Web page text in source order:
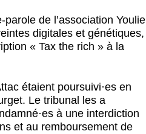
de l’association Youlie
digitales et génétiques,
« Tax the rich » à la
étaient poursuivi·es en
Le tribunal les a
·es à une interdiction
et au remboursement de